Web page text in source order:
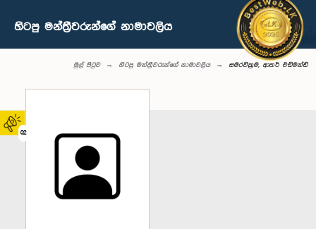
02
හිටපු මන්ත්‍රීවරුන්ගේ නාමාවලිය
මුල් පිටුව හිටපු මන්ත්‍රීවරුන්ගේ නාමාවලිය සමරවික්‍රම, ආතර් එඩ්මන්ඩ්